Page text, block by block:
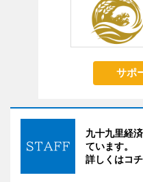
サポ
九十九里経
ています。
詳しくはコチ